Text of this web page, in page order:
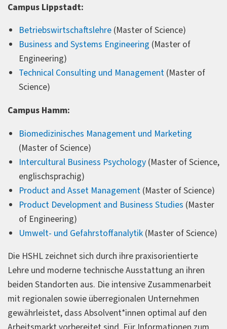
Campus Lippstadt:
Betriebswirtschaftslehre (Master of Science)
Business and Systems Engineering (Master of
Engineering)
Technical Consulting und Management (Master of
Science)
Campus Hamm:
Biomedizinisches Management und Marketing
(Master of Science)
Intercultural Business Psychology (Master of Science,
englischsprachig)
Product and Asset Management (Master of Science)
Product Development and Business Studies (Master
of Engineering)
Umwelt- und Gefahrstoffanalytik (Master of Science)
Die HSHL zeichnet sich durch ihre praxisorientierte
Lehre und moderne technische Ausstattung an ihren
beiden Standorten aus. Die intensive Zusammenarbeit
mit regionalen sowie überregionalen Unternehmen
gewährleistet, dass Absolvent*innen optimal auf den